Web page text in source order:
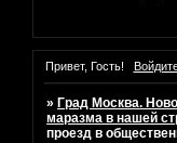
Привет, Гость!
» Град Москва.
маразма в нашей
проезд в